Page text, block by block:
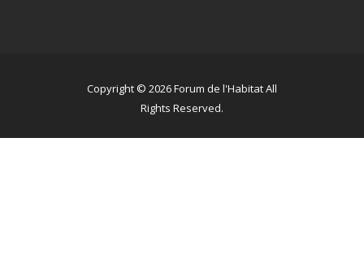
Copyright © 2026 Forum de l'Habitat All
Rights Reserved.